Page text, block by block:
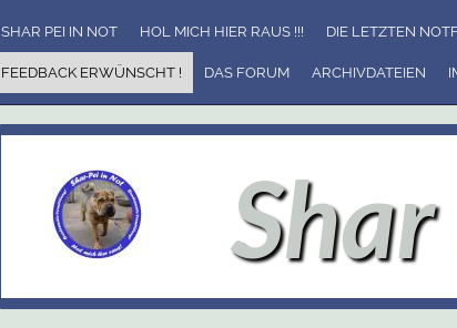
SHAR PEI IN NOT HOL MICH HIER RAUS !!! DIE LETZTEN
FEEDBACK ERWÜNSCHT ! DAS FORUM ARCHIVDATEIEN